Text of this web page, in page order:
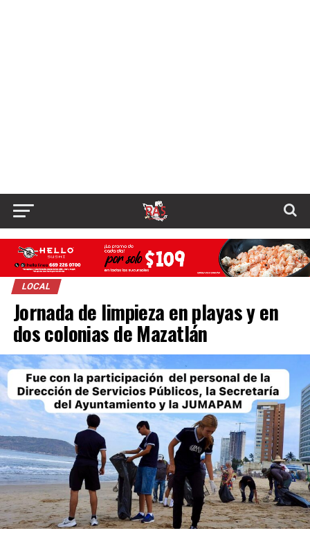
LOCAL
Jornada de limpieza en playas y en
dos colonias de Mazatlán